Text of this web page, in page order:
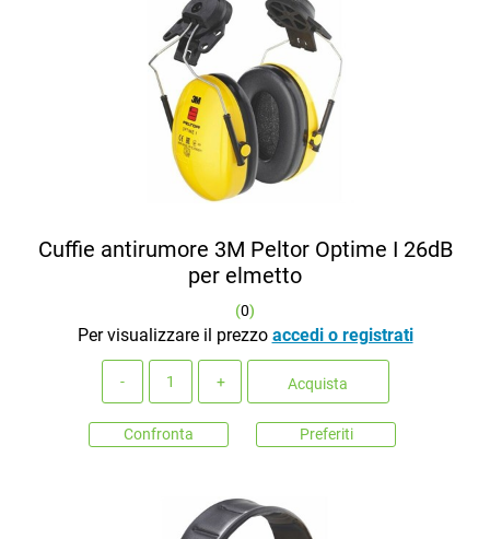
Cuffie antirumore 3M Peltor Optime I 26dB
per elmetto
(0)
Per visualizzare il prezzo accedi o registrati
Acquista
Confronta Preferiti